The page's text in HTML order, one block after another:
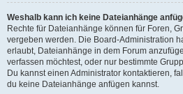
Weshalb kann ich keine Dateianhänge
Rechte für Dateianhänge können für Foren,
vergeben werden. Die Board-Administration
erlaubt, Dateianhänge in dem Forum
verfassen möchtest, oder nur bestimmte
Du kannst einen Administrator kontaktieren,
du keine Dateianhänge anfügen kannst.